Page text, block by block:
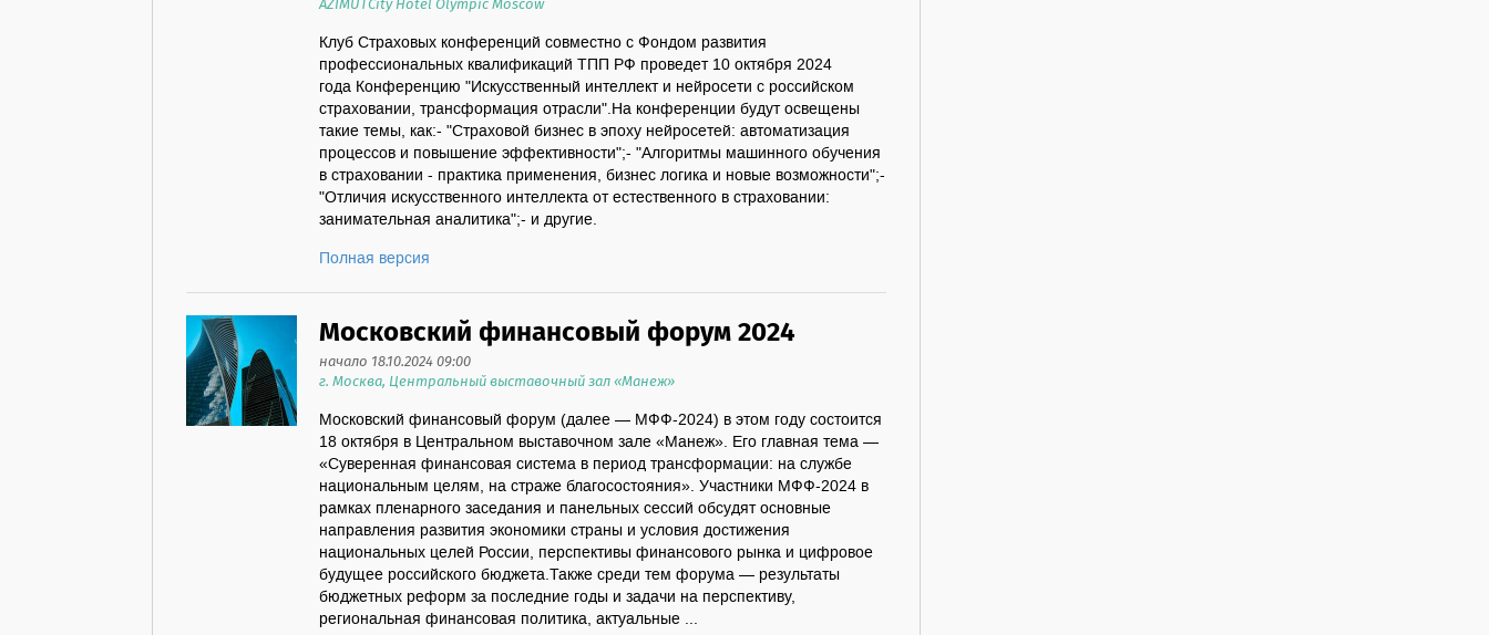
AZIMUTCity Hotel Olympic Moscow
Клуб Страховых конференций совместно с Фондом развития
профессиональных квалификаций ТПП РФ проведет 10 октября 2024
года Конференцию "Искусственный интеллект и нейросети с российском
страховании, трансформация отрасли".На конференции будут освещены
такие темы, как:- "Страховой бизнес в эпоху нейросетей: автоматизация
процессов и повышение эффективности";- "Алгоритмы машинного обучения
в страховании - практика применения, бизнес логика и новые возможности";-
"Отличия искусственного интеллекта от естественного в страховании:
занимательная аналитика";- и другие.
Полная версия
Московский финансовый форум 2024
начало 18.10.2024 09:00
г. Москва, Центральный выставочный зал «Манеж»
Московский финансовый форум (далее — МФФ-2024) в этом году состоится
18 октября в Центральном выставочном зале «Манеж». Его главная тема —
«Суверенная финансовая система в период трансформации: на службе
национальным целям, на страже благосостояния». Участники МФФ-2024 в
рамках пленарного заседания и панельных сессий обсудят основные
направления развития экономики страны и условия достижения
национальных целей России, перспективы финансового рынка и цифровое
будущее российского бюджета.Также среди тем форума — результаты
бюджетных реформ за последние годы и задачи на перспективу,
региональная финансовая политика, актуальные ...